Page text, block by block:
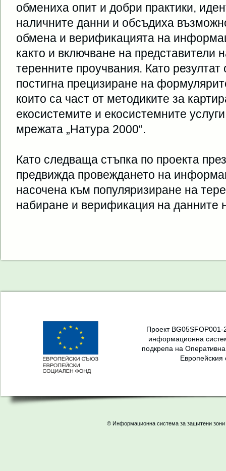
обмениха опит и добри практики,
наличните данни и обсъдиха
обмена и верификацията на
както и включване на представители
теренните проучвания. Като
постигна прецизиране на
които са част от методиките за
екосистемите и екосистемните
мрежата „Натура 2000“.
Като следваща стъпка по проекта
предвижда провеждането на
насочена към популяризиране на
набиране и верификация на данните
Проект
информационна
подкрепа на
© Информационна система за защитени